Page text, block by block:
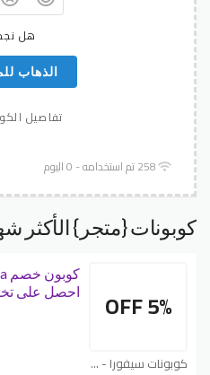
هل
الذهاب
تفاصيل
258 تم استخدامه - 0 اليوم
كوبونات {متجر} الأكثر
5% OFF
كوبونات سيفورا - Sephora
احصل على